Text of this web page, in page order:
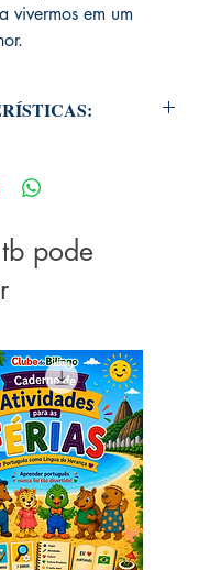
vivermos em um
24 x 0.3 x 24 cm
2021
(Brasil)
pode